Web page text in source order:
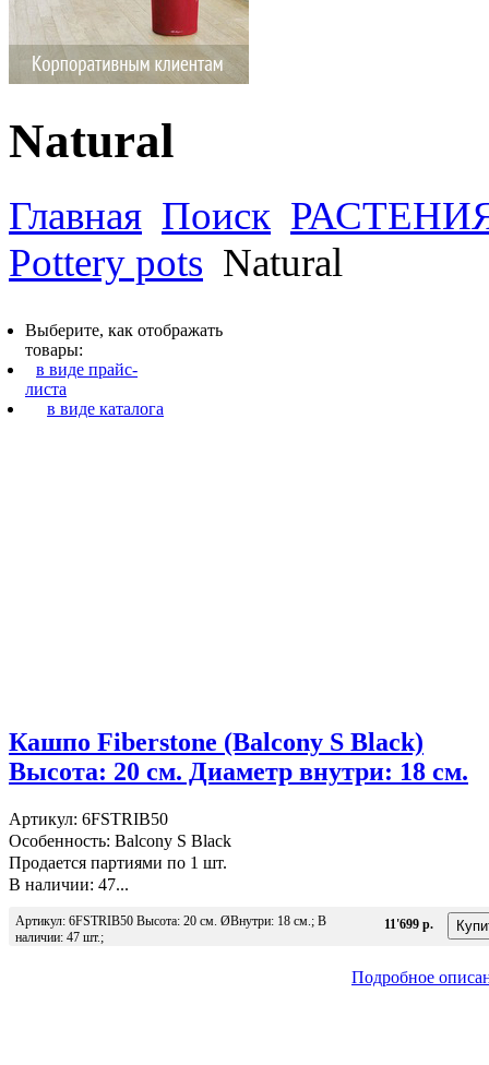
Natural
Главная Поиск
Pottery pots Natural
Выберите, как отображать
товары:
в виде прайс-
листа
в виде каталога
Кашпо Fiberstone (Balcony S Black)
Высота: 20 см. Диаметр внутри: 18 см.
Артикул: 6FSTRIB50
Особенность: Balcony S Black
Продается партиями по 1 шт.
В наличии: 47...
Артикул: 6FSTRIB50 Высота: 20 см. ØВнутри: 18 см.; В
наличии: 47 шт.;
11'699 р.
Подробное